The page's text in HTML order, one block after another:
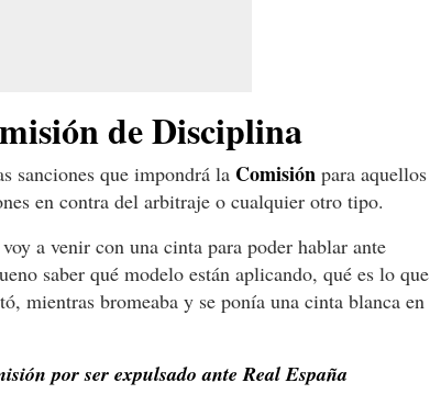
de Disciplina
sanciones que impondrá la Comisión para aquellos
en contra del arbitraje o cualquier otro tipo.
a venir con una cinta para poder hablar ante
saber qué modelo están aplicando, qué es lo que
mientras bromeaba y se ponía una cinta blanca en
por ser expulsado ante Real España